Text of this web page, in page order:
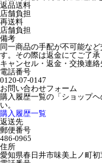
返品送料
店舗負担
再送料
店舗負担
備考
同一商品の手配が不可能な
す。その際は返金にてご了承
キャンセル・返金・交換連絡
電話番号
0120-07-0147
お問い合わせフォーム
購入履歴一覧の「ショップ
い。
購入履歴一覧
返送先
郵便番号
486-0965
住所
愛知県春日井市味美上ノ町初